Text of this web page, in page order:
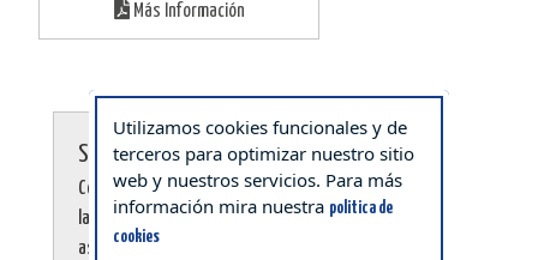
Más Información
Siempre premios de +2
Combinando 5 números con
las 12 estrellas
aseguramos siempre 2
Utilizamos cookies funcionales y de
terceros para optimizar nuestro sitio
web y nuestros servicios. Para más
información mira nuestra politica de
cookies